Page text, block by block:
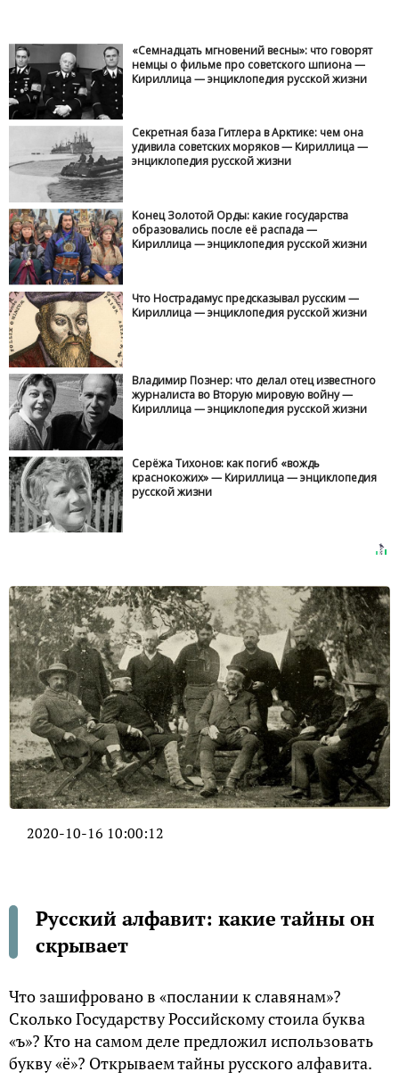
«Семнадцать мгновений весны»: что говорят
немцы о фильме про советского шпиона —
Кириллица — энциклопедия русской жизни
Секретная база Гитлера в Арктике: чем она
удивила советских моряков — Кириллица —
энциклопедия русской жизни
Конец Золотой Орды: какие государства
образовались после её распада —
Кириллица — энциклопедия русской жизни
Что Нострадамус предсказывал русским —
Кириллица — энциклопедия русской жизни
Владимир Познер: что делал отец известного
журналиста во Вторую мировую войну —
Кириллица — энциклопедия русской жизни
Серёжа Тихонов: как погиб «вождь
краснокожих» — Кириллица — энциклопедия
русской жизни
2020-10-16 10:00:12
Русский алфавит: какие тайны он
скрывает
Что зашифровано в «послании к славянам»?
Сколько Государству Российскому стоила буква
«ъ»? Кто на самом деле предложил использовать
букву «ё»? Открываем тайны русского алфавита.